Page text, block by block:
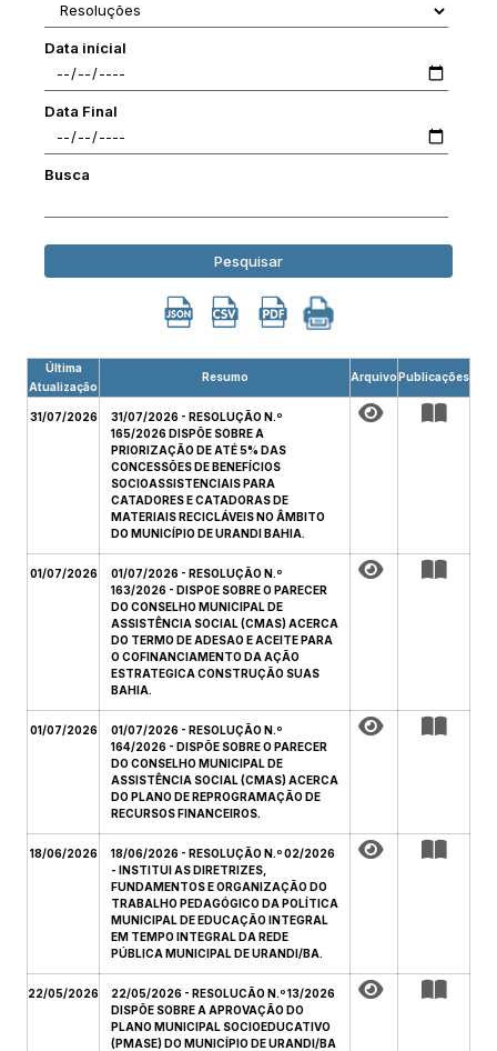
Data inícial
Data Final
Busca
Pesquisar
Última
Atualização
Resumo ArquivoPublicações
31/07/2026
31/07/2026 - RESOLUÇÃO N.º
165/2026 DISPÕE SOBRE A
PRIORIZAÇÃO DE ATÉ 5% DAS
CONCESSÕES DE BENEFÍCIOS
SOCIOASSISTENCIAIS PARA
CATADORES E CATADORAS DE
MATERIAIS RECICLÁVEIS NO ÂMBITO
DO MUNICÍPIO DE URANDI BAHIA.
01/07/2026
01/07/2026 - RESOLUÇÃO N.º
163/2026 - DISPOE SOBRE O PARECER
DO CONSELHO MUNICIPAL DE
ASSISTÊNCIA SOCIAL (CMAS) ACERCA
DO TERMO DE ADESAO E ACEITE PARA
O COFINANCIAMENTO DA AÇÃO
ESTRATEGICA CONSTRUÇÃO SUAS
BAHIA.
01/07/2026
01/07/2026 - RESOLUÇÃO N.º
164/2026 - DISPÕE SOBRE O PARECER
DO CONSELHO MUNICIPAL DE
ASSISTÊNCIA SOCIAL (CMAS) ACERCA
DO PLANO DE REPROGRAMAÇÃO DE
RECURSOS FINANCEIROS.
18/06/2026
18/06/2026 - RESOLUÇÃO N.º 02/2026
- INSTITUI AS DIRETRIZES,
FUNDAMENTOS E ORGANIZAÇÃO DO
TRABALHO PEDAGÓGICO DA POLÍTICA
MUNICIPAL DE EDUCAÇÃO INTEGRAL
EM TEMPO INTEGRAL DA REDE
PÚBLICA MUNICIPAL DE URANDI/BA.
22/05/2026
22/05/2026 - RESOLUCÃO N.º 13/2026
DISPÕE SOBRE A APROVAÇÃO DO
PLANO MUNICIPAL SOCIOEDUCATIVO
(PMASE) DO MUNICÍPIO DE URANDI/BA